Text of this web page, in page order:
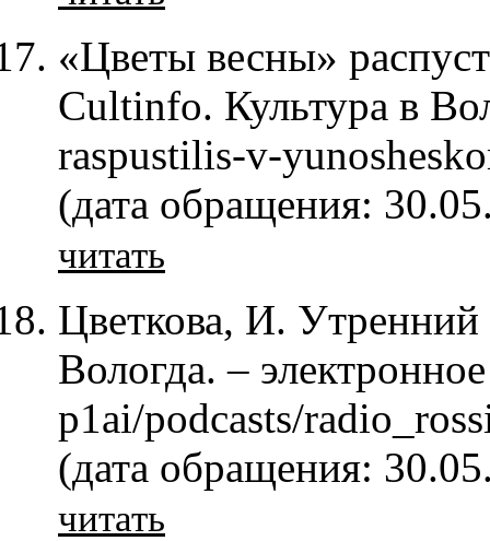
«Цветы весны»
Cultinfo. Культура в
raspustilis-v-
(дата обращения:
читать
Цветкова, И. Утренний
Вологда. –
p1ai/podcasts/
(дата обращения:
читать